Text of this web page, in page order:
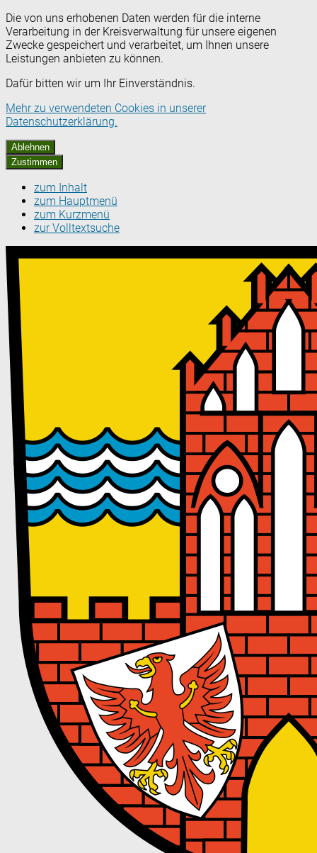
Die von uns erhobenen Daten werden für die interne
Verarbeitung in der Kreisverwaltung für unsere eigenen
Zwecke gespeichert und verarbeitet, um Ihnen unsere
Leistungen anbieten zu können.
Dafür bitten wir um Ihr Einverständnis.
Mehr zu verwendeten Cookies in unserer
Datenschutzerklärung.
Ablehnen
Zustimmen
zum Inhalt
zum Hauptmenü
zum Kurzmenü
zur Volltextsuche